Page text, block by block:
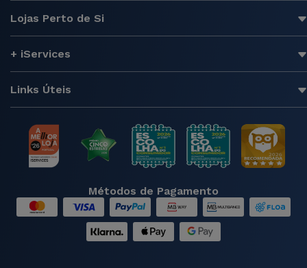
Lojas Perto de Si
+ iServices
Links Úteis
Métodos de Pagamento